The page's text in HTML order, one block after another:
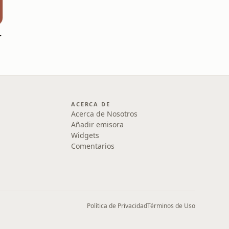
ACERCA DE
Acerca de Nosotros
Añadir emisora
Widgets
Comentarios
Política de PrivacidadTérminos de Uso